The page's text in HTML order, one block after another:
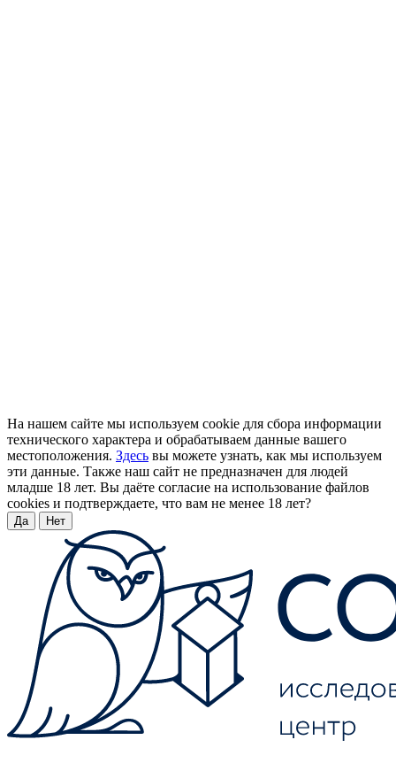
На нашем сайте мы используем cookie для сбора информации
технического характера и обрабатываем данные вашего
местоположения. Здесь вы можете узнать, как мы используем
эти данные. Также наш сайт не предназначен для людей
младше 18 лет. Вы даёте согласие на использование файлов
cookies и подтверждаете, что вам не менее 18 лет?
Да Нет